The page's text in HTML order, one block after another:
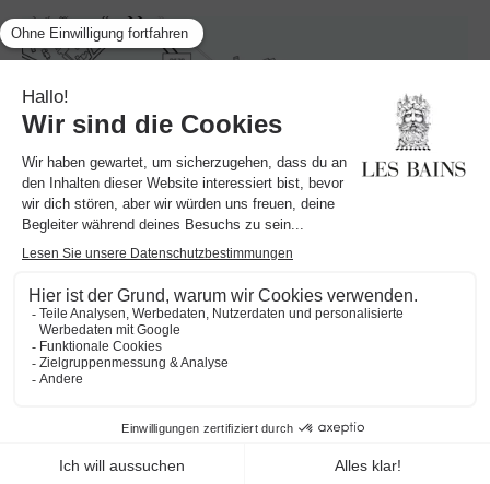
LES BAINS GARDIANS
Route D'Arles, D570
13460 Saintes-Maries-de-la-Mer
‍+33490978888